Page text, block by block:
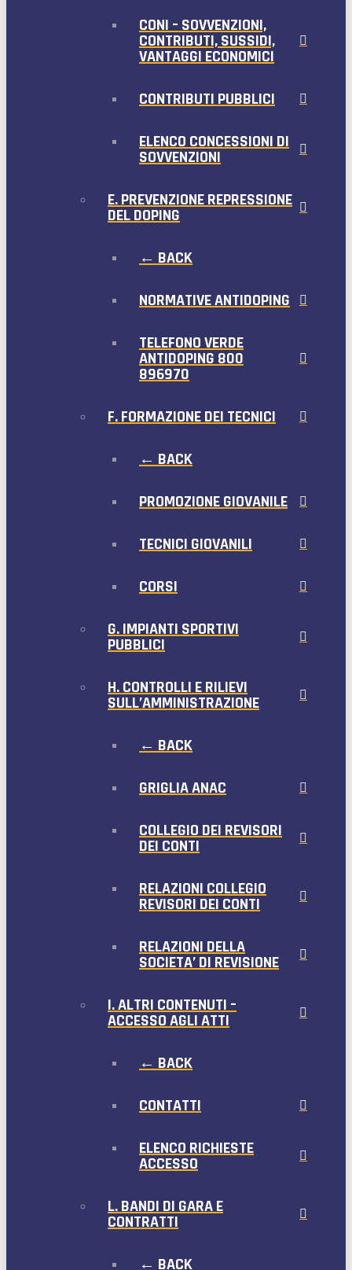
CONI – SOVVENZIONI,
CONTRIBUTI, SUSSIDI,
VANTAGGI ECONOMICI
CONTRIBUTI PUBBLICI
ELENCO CONCESSIONI DI
SOVVENZIONI
E. PREVENZIONE REPRESSIONE
DEL DOPING
← BACK
NORMATIVE ANTIDOPING
TELEFONO VERDE
ANTIDOPING 800
896970
F. FORMAZIONE DEI TECNICI
← BACK
PROMOZIONE GIOVANILE
TECNICI GIOVANILI
CORSI
G. IMPIANTI SPORTIVI
PUBBLICI
H. CONTROLLI E RILIEVI
SULL’AMMINISTRAZIONE
← BACK
GRIGLIA ANAC
COLLEGIO DEI REVISORI
DEI CONTI
RELAZIONI COLLEGIO
REVISORI DEI CONTI
RELAZIONI DELLA
SOCIETA’ DI REVISIONE
I. ALTRI CONTENUTI –
ACCESSO AGLI ATTI
← BACK
CONTATTI
ELENCO RICHIESTE
ACCESSO
L. BANDI DI GARA E
CONTRATTI
← BACK